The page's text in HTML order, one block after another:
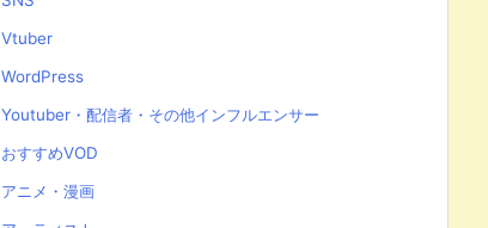
Vtuber
WordPress
Youtuber・配信者・その他インフルエンサー
おすすめVOD
アニメ・漫画